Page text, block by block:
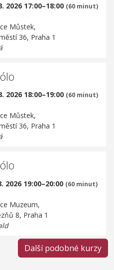
2026 17:00–18:00 (60 minut)
Můstek,
36, Praha 1
2026 18:00–19:00 (60 minut)
Můstek,
36, Praha 1
2026 19:00–20:00 (60 minut)
Muzeum,
8, Praha 1
Další podobné kurzy